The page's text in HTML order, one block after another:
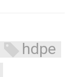
hdpe